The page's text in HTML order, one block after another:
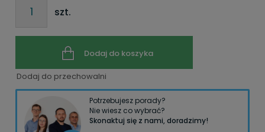
szt.
Dodaj do koszyka
Dodaj do przechowalni
Potrzebujesz porady?
Nie wiesz co wybrać?
Skonaktuj się z nami, doradzimy!